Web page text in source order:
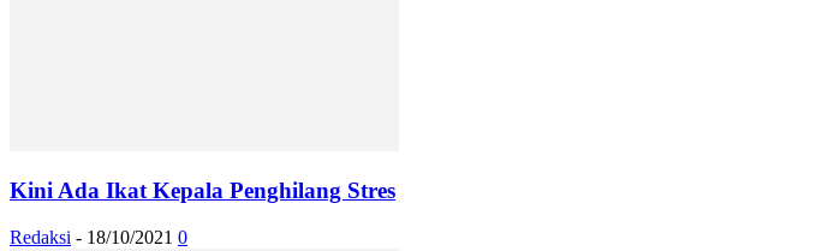
Kini Ada Ikat Kepala Penghilang Stres
Redaksi - 18/10/2021 0